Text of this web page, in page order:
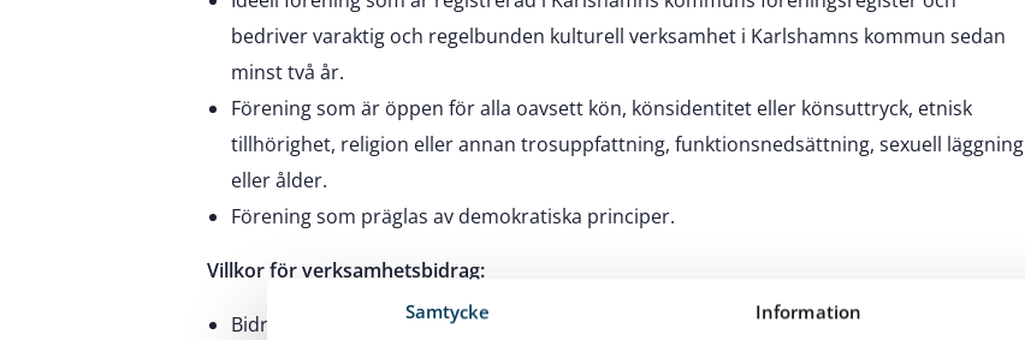
Samtycke Information
bedriver varaktig och regelbunden kulturell verksamhet i Karlshamns kommun sedan
minst två år.
Förening som är öppen för alla oavsett kön, könsidentitet eller könsuttryck, etnisk
tillhörighet, religion eller annan trosuppfattning, funktionsnedsättning, sexuell läggning
eller ålder.
Förening som präglas av demokratiska principer.
Villkor för verksamhetsbidrag:
Bidraget avser kostnader för kulturell verksamhet i form av arrangörsverksamhet, men